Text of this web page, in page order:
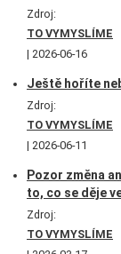
Zdroj:
TO VYMYSLÍME
2026-06-16
Ještě hoříte
Zdroj:
TO VYMYSLÍME
2026-06-11
Pozor změna
to, co se děje
Zdroj:
TO VYMYSLÍME